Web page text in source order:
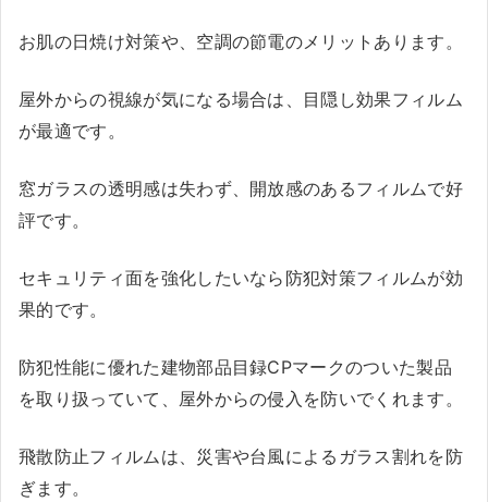
お肌の日焼け対策や、空調の節電のメリットあります。
屋外からの視線が気になる場合は、目隠し効果フィルム
が最適です。
窓ガラスの透明感は失わず、開放感のあるフィルムで好
評です。
セキュリティ面を強化したいなら防犯対策フィルムが効
果的です。
防犯性能に優れた建物部品目録CPマークのついた製品
を取り扱っていて、屋外からの侵入を防いでくれます。
飛散防止フィルムは、災害や台風によるガラス割れを防
ぎます。